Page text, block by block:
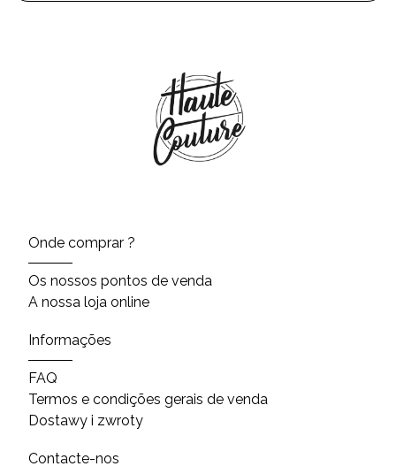
Onde comprar ?
Os nossos pontos de venda
A nossa loja online
Informações
FAQ
Termos e condições gerais de venda
Dostawy i zwroty
Contacte-nos